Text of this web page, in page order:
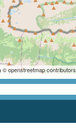
© openstreetmap contributors